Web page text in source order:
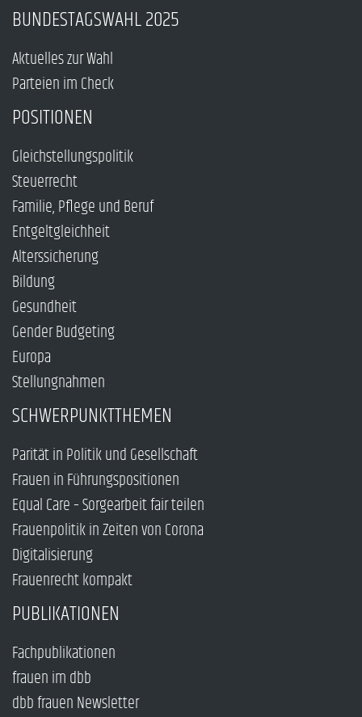
BUNDESTAGSWAHL 2025
Aktuelles zur Wahl
Parteien im Check
POSITIONEN
Gleichstellungspolitik
Steuerrecht
Familie, Pflege und Beruf
Entgeltgleichheit
Alterssicherung
Bildung
Gesundheit
Gender Budgeting
Europa
Stellungnahmen
SCHWERPUNKTTHEMEN
Parität in Politik und Gesellschaft
Frauen in Führungspositionen
Equal Care – Sorgearbeit fair teilen
Frauenpolitik in Zeiten von Corona
Digitalisierung
Frauenrecht kompakt
PUBLIKATIONEN
Fachpublikationen
frauen im dbb
dbb frauen Newsletter